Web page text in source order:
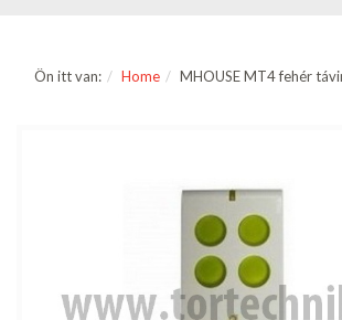
Ön itt van: Home MHOUSE MT4 fehér